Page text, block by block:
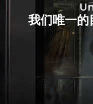
我们唯一的